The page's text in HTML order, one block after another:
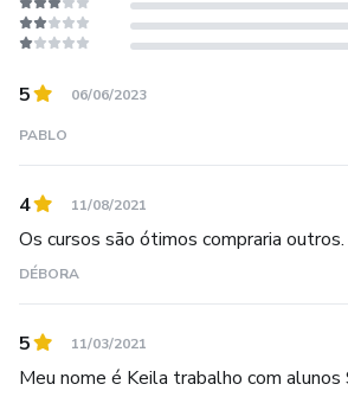
5 06/06/2023
PABLO
4 11/08/2021
Os cursos são ótimos compraria outros.
DÉBORA
5 11/03/2021
Meu nome é Keila trabalho com alunos